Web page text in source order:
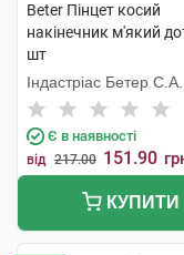
Beter Пінцет косий
накінечник м'який
шт
Індастріас Бетер С.А.
Є в наявності
від 217.00 151.90
КУПИТИ